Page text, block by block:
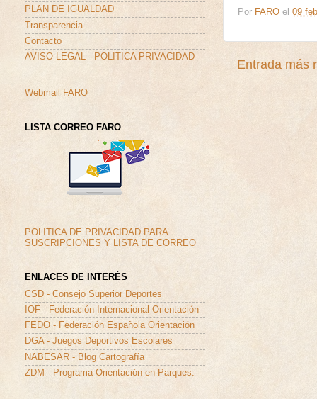
Por FARO el 09
Entrada más
PLAN DE IGUALDAD
Transparencia
Contacto
AVISO LEGAL - POLITICA PRIVACIDAD
Webmail FARO
LISTA CORREO FARO
POLITICA DE PRIVACIDAD PARA
SUSCRIPCIONES Y LISTA DE CORREO
ENLACES DE INTERÉS
CSD - Consejo Superior Deportes
IOF - Federación Internacional Orientación
FEDO - Federación Española Orientación
DGA - Juegos Deportivos Escolares
NABESAR - Blog Cartografía
ZDM - Programa Orientación en Parques.